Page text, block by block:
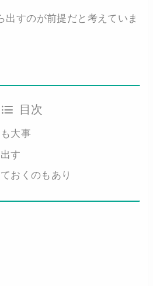
出すのが前提だと考えていま
目次
大事
す
おくのもあり